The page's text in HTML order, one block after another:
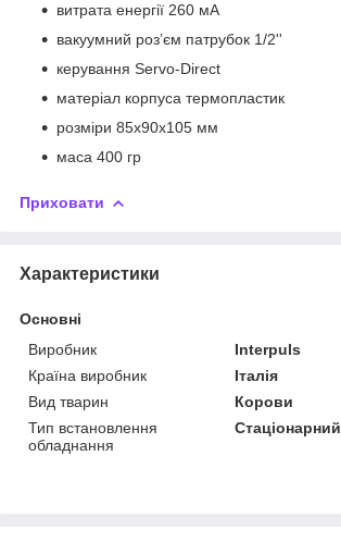
витрата енергії 260 мА
вакуумний роз’єм патрубок 1/2''
керування Servo-Direct
матеріал корпуса термопластик
розміри 85х90х105 мм
маса 400 гр
Приховати
Характеристики
Основні
Виробник
Interpuls
Країна виробник
Італія
Вид тварин
Корови
Тип встановлення
обладнання
Стаціонарний